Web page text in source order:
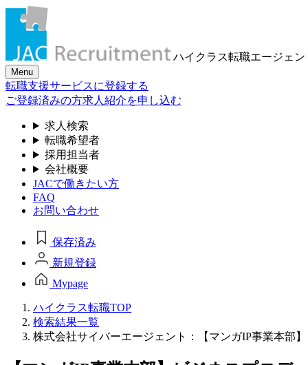
ハイクラス転職エージェン
Menu
転職支援サービスに登録する
ご登録済みの方求人紹介を申し込む
求人検索
転職希望者
採用担当者
会社概要
JACで働きたい方
FAQ
お問い合わせ
保存済み
新規登録
Mypage
ハイクラス転職TOP
検索結果一覧
株式会社サイバーエージェント：【マンガIP事業本部